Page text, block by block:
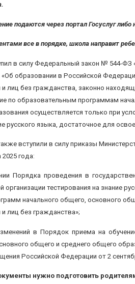
подаются через портал Госуслуг либо
все в порядке, школа направит
в силу Федеральный закон № 544-ФЗ
образовании в Российской
лиц без гражданства, законно
по образовательным программам
осуществляется только при
русского языка, достаточное для
вступили в силу приказы
года:
Порядка проведения в
тестирования на знание
начального общего, основного
лиц без гражданства»;
в Порядок приема на
общего и среднего общего
Российской Федерации от 2
нужно подготовить